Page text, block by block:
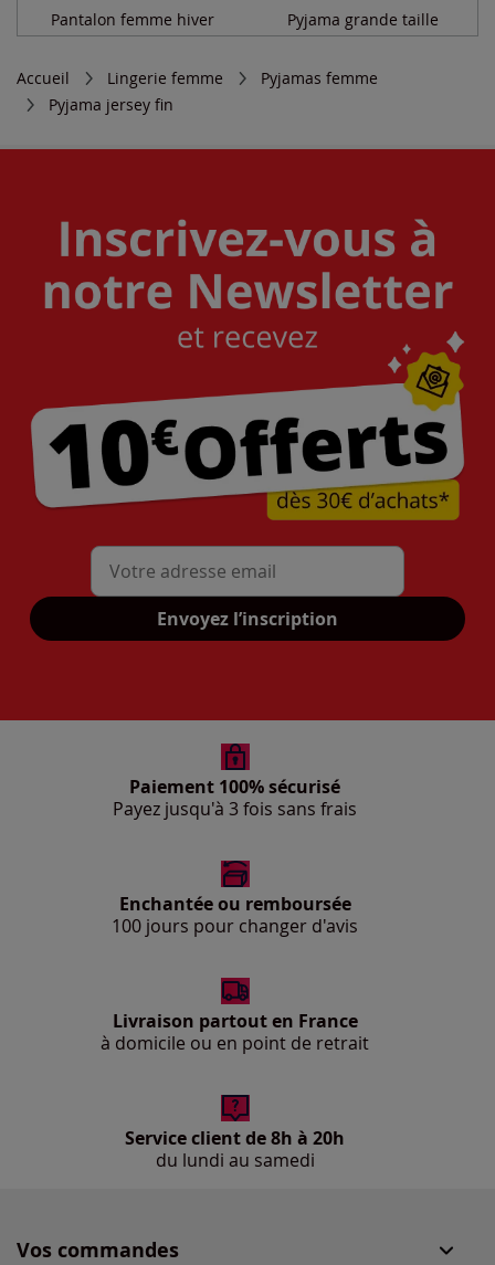
Pantalon femme hiver
Pyjama grande taille
Accueil Lingerie femme
Pyjamas femme
Pyjama jersey fin
Mon adresse mail
Envoyez l’inscription
Paiement 100% sécurisé
Payez jusqu'à 3 fois sans frais
Enchantée ou remboursée
100 jours pour changer d'avis
Livraison partout en France
à domicile ou en point de retrait
Service client de 8h à 20h
du lundi au samedi
Vos commandes